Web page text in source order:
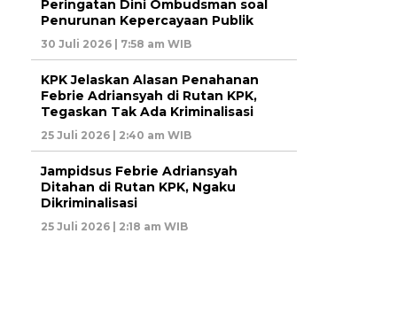
Peringatan Dini Ombudsman soal
Penurunan Kepercayaan Publik
30 Juli 2026 | 7:58 am WIB
KPK Jelaskan Alasan Penahanan
Febrie Adriansyah di Rutan KPK,
Tegaskan Tak Ada Kriminalisasi
25 Juli 2026 | 2:40 am WIB
Jampidsus Febrie Adriansyah
Ditahan di Rutan KPK, Ngaku
Dikriminalisasi
25 Juli 2026 | 2:18 am WIB